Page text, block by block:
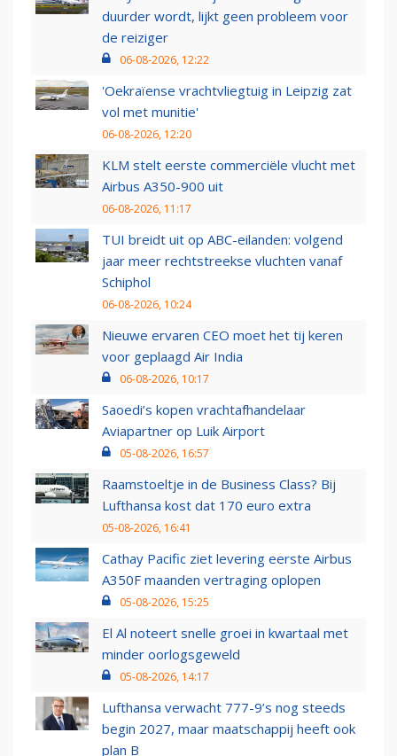
duurder wordt, lijkt geen probleem voor
de reiziger
06-08-2026, 12:22
'Oekraïense vrachtvliegtuig in Leipzig zat
vol met munitie'
06-08-2026, 12:20
KLM stelt eerste commerciële vlucht met
Airbus A350-900 uit
06-08-2026, 11:17
TUI breidt uit op ABC-eilanden: volgend
jaar meer rechtstreekse vluchten vanaf
Schiphol
06-08-2026, 10:24
Nieuwe ervaren CEO moet het tij keren
voor geplaagd Air India
06-08-2026, 10:17
Saoedi’s kopen vrachtafhandelaar
Aviapartner op Luik Airport
05-08-2026, 16:57
Raamstoeltje in de Business Class? Bij
Lufthansa kost dat 170 euro extra
05-08-2026, 16:41
Cathay Pacific ziet levering eerste Airbus
A350F maanden vertraging oplopen
05-08-2026, 15:25
El Al noteert snelle groei in kwartaal met
minder oorlogsgeweld
05-08-2026, 14:17
Lufthansa verwacht 777-9’s nog steeds
begin 2027, maar maatschappij heeft ook
plan B